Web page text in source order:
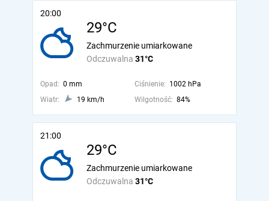
20:00
29°C
Odczuwalna 31°C
Zachmurzenie umiarkowane
Opad: 0 mm Ciśnienie: 1002 hPa
Wiatr:
19 km/h Wilgotność: 84%
21:00
29°C
Odczuwalna 31°C
Zachmurzenie umiarkowane